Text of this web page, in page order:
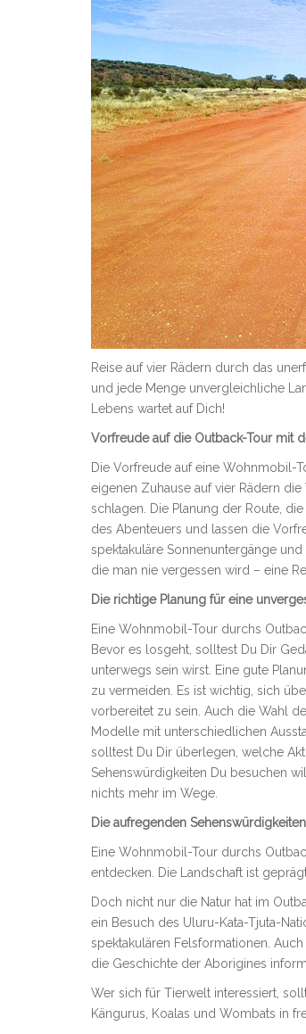
Reise auf vier Rädern durch das
und jede Menge unvergleichliche
Lebens wartet auf Dich!
Vorfreude auf die Outback-Tour mit
Die Vorfreude auf eine Wohnmobil-
eigenen Zuhause auf vier Rädern
schlagen. Die Planung der Route,
des Abenteuers und lassen die
spektakuläre Sonnenuntergänge
die man nie vergessen wird – eine
Die richtige Planung für eine
Eine Wohnmobil-Tour durchs
Bevor es losgeht, solltest Du Dir
unterwegs sein wirst. Eine gute
zu vermeiden. Es ist wichtig, sich
vorbereitet zu sein. Auch die Wahl
Modelle mit unterschiedlichen
solltest Du Dir überlegen, welche
Sehenswürdigkeiten Du besuchen
nichts mehr im Wege.
Die aufregenden
Eine Wohnmobil-Tour durchs
entdecken. Die Landschaft ist
Doch nicht nur die Natur hat im
ein Besuch des Uluru-Kata-Tjuta-
spektakulären Felsformationen.
die Geschichte der Aborigines
Wer sich für Tierwelt interessiert,
Kängurus, Koalas und Wombats in